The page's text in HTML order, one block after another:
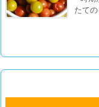
たて